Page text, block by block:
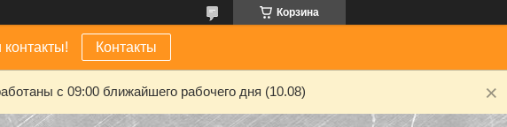
Корзина
Контакты
с 09:00 ближайшего рабочего дня (10.08)